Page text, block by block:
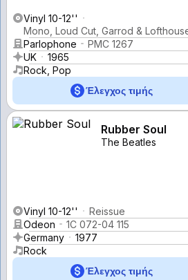
Vinyl 10-12''
Mono, Loud Cut, Garrod &
Parlophone
PMC 1267
UK
1965
Rock, Pop
Έλεγχος τιμής
Rubber Soul
The Beatles
Vinyl 10-12''
Reissue
Odeon
1C 072-04 115
Germany
1977
Rock
Έλεγχος τιμής